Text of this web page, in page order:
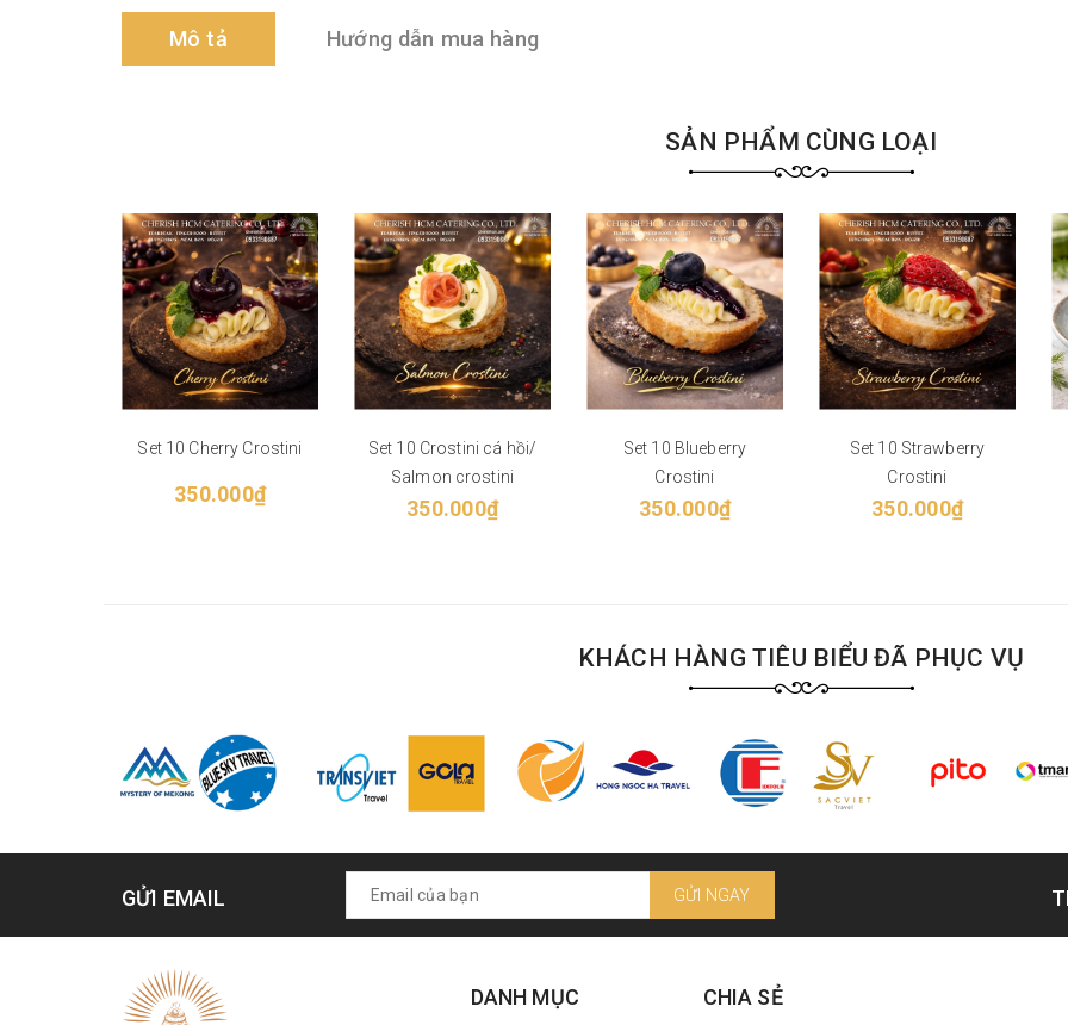
Mô tả Hướng dẫn mua hàng
SẢN PHẨM CÙNG LOẠI
Set 10 Cherry Crostini
350.000₫
Set 10 Crostini cá hồi/
Salmon crostini
350.000₫
Set 10 Blueberry
Crostini
350.000₫
Set 10 Strawberry
Crostini
350.000₫
KHÁCH HÀNG TIÊU BIỂU ĐÃ PHỤC VỤ
GỬI EMAIL GỬI NGAY
DANH MỤC CHIA SẺ